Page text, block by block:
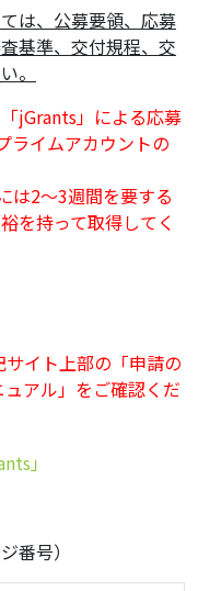
は、公募要領、応募
基準、交付規程、交
。
jGrants」による応募
ライムアカウントの
は2～3週間を要する
を持って取得してく
イト上部の「申請の
アル」をご確認くだ
」
番号）